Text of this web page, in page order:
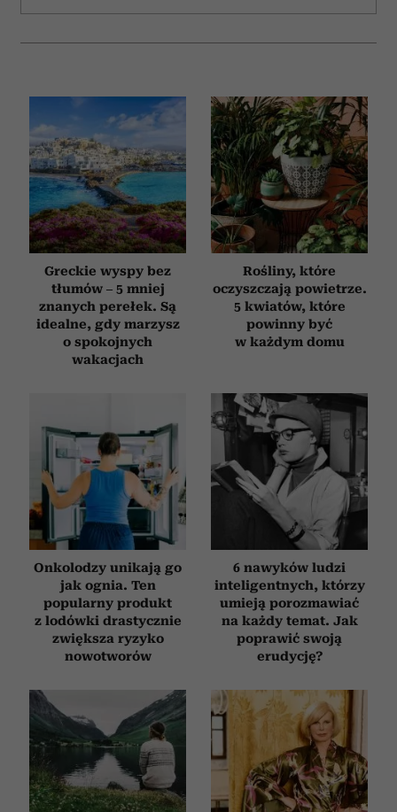
Greckie wyspy bez
tłumów – 5 mniej
znanych perełek. Są
idealne, gdy marzysz
o spokojnych
wakacjach
Rośliny, które
oczyszczają powietrze.
5 kwiatów, które
powinny być
w każdym domu
Onkolodzy unikają go
jak ognia. Ten
popularny produkt
z lodówki drastycznie
zwiększa ryzyko
nowotworów
6 nawyków ludzi
inteligentnych, którzy
umieją porozmawiać
na każdy temat. Jak
poprawić swoją
erudycję?